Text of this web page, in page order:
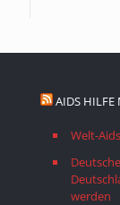
AIDS
Welt-
werden